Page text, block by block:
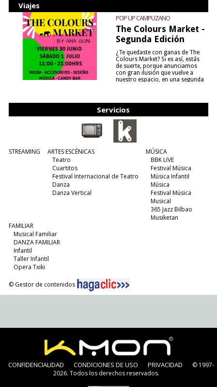
Viajes
POP UP CAMPUZANO
The Colours Market -
Segunda Edición
¿Te quedaste con ganas de The
Colours Market? Si es así, estás
de suerte, porque anunciamos
con gran ilusión que vuelve a
nuestro espacio, en una segunda
Servicios
STREAMING
ARTES ESCÉNICAS
Teatro
Cuartitos
Festival Internacional de Teatro
Danza
Danza Vertical
MÚSICA
BBK LIVE
Festival Música
Música Infantil
Música
Festival Música
Musical
365 Jazz Bilbao
Musiketan
FAMILIAR
Musical Familiar
DANZA FAMILIAR
Infantil
Taller Infantil
Opera Txiki
© Gestor de contenidos
CONFIDENCIALIDAD CONDICIONES DE USO PRIVACIDAD
© 1997-
2026. Todos los derechos reservados.